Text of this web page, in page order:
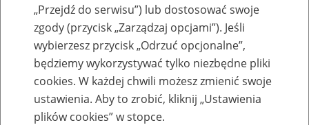
Błąd 404
Przejdź do strony głównej
„Przejdź do serwisu”) lub dostosować swoje
zgody (przycisk „Zarządzaj opcjami”). Jeśli
wybierzesz przycisk „Odrzuć opcjonalne”,
będziemy wykorzystywać tylko niezbędne pliki
cookies. W każdej chwili możesz zmienić swoje
ustawienia. Aby to zrobić, kliknij „Ustawienia
plików cookies” w stopce.